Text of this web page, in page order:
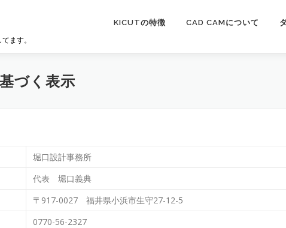
ます。
KICUTの特徴 CAD CAMについて
づく表示
堀口設計事務所
代表 堀口義典
〒917-0027 福井県小浜市生守27-12-5
0770-56-2327